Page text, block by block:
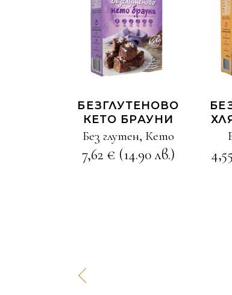
КУПИ
БЕЗГЛУТЕНОВО
КЕТО БРАУНИ
Без глутен, Кето
7,62 € (14.90 лв.) 4,55